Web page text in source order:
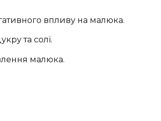
впливу на малюка.
та солі.
малюка.